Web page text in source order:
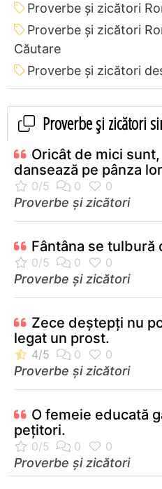
Proverbe și zicători
Proverbe și zicători
Căutare
Proverbe și zicători
Proverbe și zicători
Oricât de mici
dansează pe pânza
Proverbe și zicători
Fântâna se tulbură
Proverbe și zicători
Zece deştepţi nu
legat un prost.
Proverbe și zicători
O femeie educată
peţitori.
Proverbe și zicători